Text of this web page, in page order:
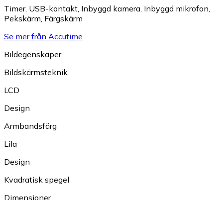
Timer, USB-kontakt, Inbyggd kamera, Inbyggd mikrofon,
Pekskärm, Färgskärm
Se mer från Accutime
Bildegenskaper
Bildskärmsteknik
LCD
Design
Armbandsfärg
Lila
Design
Kvadratisk spegel
Dimensioner